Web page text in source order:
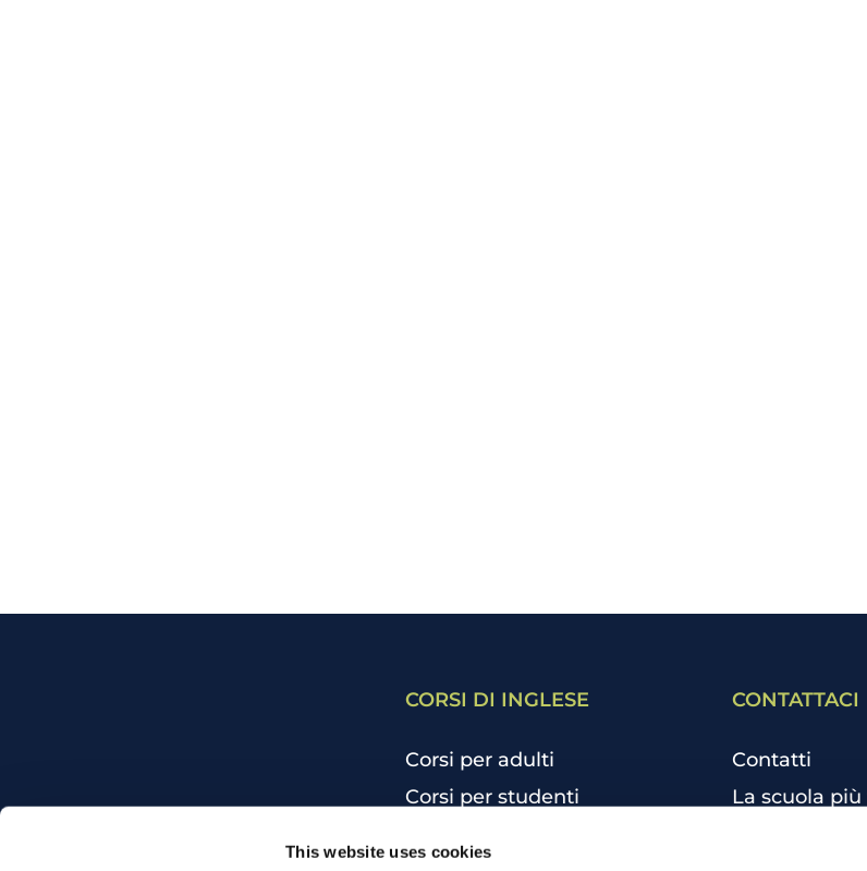
This website uses cookies
CORSI DI INGLESE
Corsi per adulti
Corsi per studenti
CONTATTACI
Contatti
La scuola più